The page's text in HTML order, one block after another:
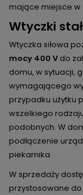
mające miejsce
Wtyczki
Wtyczka siłowa
mocy 400 V do
domu, w sytuacji,
wymagającego
przypadku użytku
wszelkiego
podobnych. W
podłączenie
piekarnika.
W sprzedaży
przystosowane